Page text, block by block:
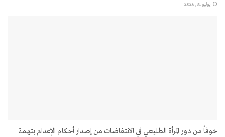
يوليو 31, 2026
خوفاً من دور المرأة الطليعي في الانتفاضات من إصدار أحكام الإعدام بتهمة